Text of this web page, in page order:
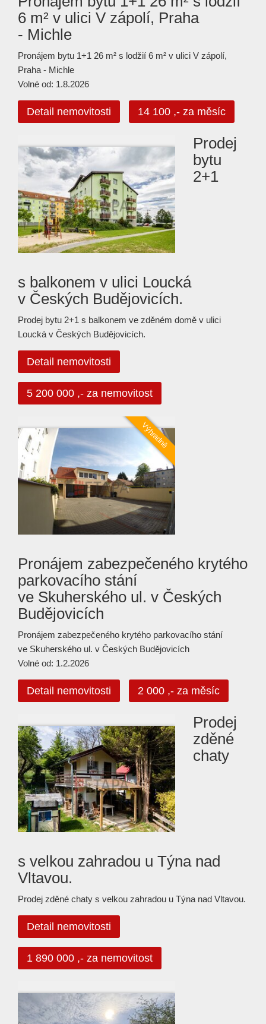
6 m² v ulici V zápolí, Praha
- Michle
Pronájem bytu 1+1 26 m² s lodžií 6 m² v ulici V zápolí,
Praha - Michle
Volné od: 1.8.2026
Detail nemovitosti 14 100 ,- za měsíc
Prodej
bytu
2+1
s balkonem v ulici Loucká
v Českých Budějovicích.
Prodej bytu 2+1 s balkonem ve zděném domě v ulici
Loucká v Českých Budějovicích.
Detail nemovitosti
5 200 000 ,- za nemovitost
Pronájem zabezpečeného krytého
parkovacího stání
ve Skuherského ul. v Českých
Budějovicích
Pronájem zabezpečeného krytého parkovacího stání
ve Skuherského ul. v Českých Budějovicích
Volné od: 1.2.2026
Detail nemovitosti 2 000 ,- za měsíc
Prodej
zděné
chaty
s velkou zahradou u Týna nad
Vltavou.
Prodej zděné chaty s velkou zahradou u Týna nad Vltavou.
Detail nemovitosti
1 890 000 ,- za nemovitost